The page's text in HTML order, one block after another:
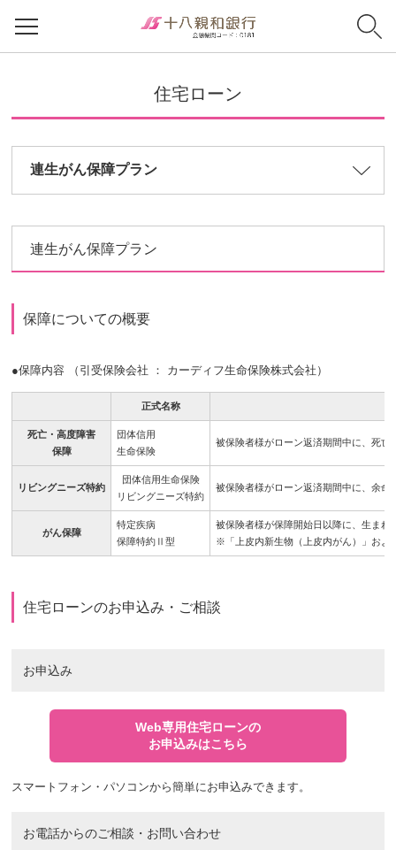
住宅ローン
連生がん保障プラン
連生がん保障プラン
保障についての概要
●保障内容 （引受保険会社 ： カーディフ生命保険株式会社）
正式名称
死亡・高度障害
保障
団体信用
生命保険
被保険者様がローン返済期間中に、死
リビングニーズ特約
団体信用生命保険
リビングニーズ特約
被保険者様がローン返済期間中に、余
がん保障
特定疾病
保障特約Ⅱ型
被保険者様が保障開始日以降に、生ま
※「上皮内新生物（上皮内がん）」およ
住宅ローンのお申込み・ご相談
お申込み
Web専用住宅ローンの
お申込みはこちら
スマートフォン・パソコンから簡単にお申込みできます。
お電話からのご相談・お問い合わせ